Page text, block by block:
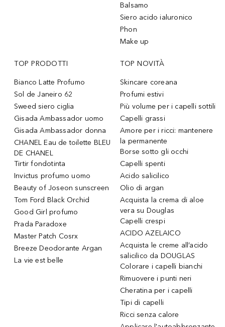
Balsamo
Siero acido ialuronico
Phon
Make up
TOP PRODOTTI
Bianco Latte Profumo
Sol de Janeiro 62
Sweed siero ciglia
Gisada Ambassador uomo
Gisada Ambassador donna
CHANEL Eau de toilette BLEU
DE CHANEL
Tirtir fondotinta
Invictus profumo uomo
Beauty of Joseon sunscreen
Tom Ford Black Orchid
Good Girl profumo
Prada Paradoxe
Master Patch Cosrx
Breeze Deodorante Argan
La vie est belle
TOP NOVITÀ
Skincare coreana
Profumi estivi
Più volume per i capelli sottili
Capelli grassi
Amore per i ricci: mantenere
la permanente
Borse sotto gli occhi
Capelli spenti
Acido salicilico
Olio di argan
Acquista la crema di aloe
vera su Douglas
Capelli crespi
ACIDO AZELAICO
Acquista le creme all’acido
salicilico da DOUGLAS
Colorare i capelli bianchi
Rimuovere i punti neri
Cheratina per i capelli
Tipi di capelli
Ricci senza calore